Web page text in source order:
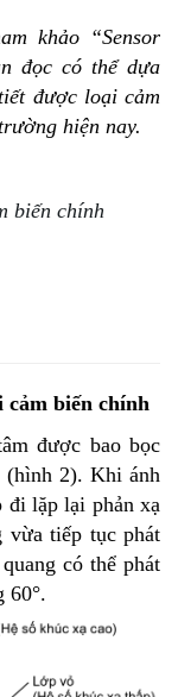
khảo “Sensor
đọc có thể dựa
được loại cảm
hiện nay.
biến chính
cảm biến chính
được bao bọc
(hình 2). Khi ánh
đi lặp lại phản xạ
vừa tiếp tục phát
có thể phát
60°.